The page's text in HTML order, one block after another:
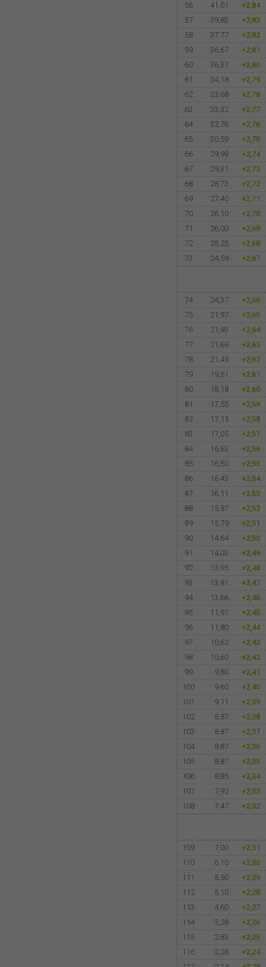
56
41,01 +2,84
57
39,83 +2,83
58
37,77 +2,82
59
36,67 +2,81
60
36,37 +2,80
61
34,18 +2,79
62
33,68 +2,78
63
33,32 +2,77
64
32,76 +2,76
65
30,59 +2,75
66
29,98 +2,74
67
29,31 +2,73
68
28,73 +2,72
69
27,40 +2,71
70
26,10 +2,70
71
26,00 +2,69
72
25,25 +2,68
73
24,59 +2,67
74 24,37 +2,66
75
21,97 +2,65
76
21,93 +2,64
77
21,69 +2,63
78
21,49 +2,62
79
19,51 +2,61
80
18,18 +2,60
81
17,55 +2,59
82
17,15 +2,58
83
17,05 +2,57
84
16,63 +2,56
85
16,50 +2,55
86
16,43 +2,54
87
16,11 +2,53
88
15,87 +2,52
89
15,79 +2,51
90
14,64 +2,50
91
14,03 +2,49
92
13,95 +2,48
93
13,81 +2,47
94
13,66 +2,46
95
11,97 +2,45
96
11,80 +2,44
97
10,62 +2,43
98
10,60 +2,42
99
9,80 +2,41
100
9,60 +2,40
101
9,11 +2,39
102
8,87 +2,38
103
8,87 +2,37
104
8,87 +2,36
105
8,87 +2,35
106
8,85 +2,34
107
7,92 +2,33
108
7,47 +2,32
109 7,00 +2,31
110
6,10 +2,30
111
5,50 +2,29
112
5,10 +2,28
113
4,60 +2,27
114
3,28 +2,26
115
2,83 +2,25
116
2,28 +2,24